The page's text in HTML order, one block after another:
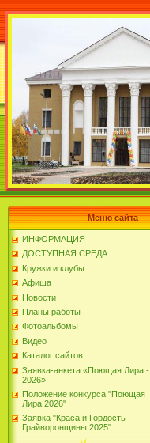
Меню сайта
ИНФОРМАЦИЯ
ДОСТУПНАЯ СРЕДА
Кружки и клубы
Афиша
Новости
Планы работы
Фотоальбомы
Видео
Каталог сайтов
Заявка-анкета «Поющая Лира -
2026»
Положение конкурса "Поющая
Лира 2026"
Заявка "Краса и Гордость
Грайворонщины 2025"